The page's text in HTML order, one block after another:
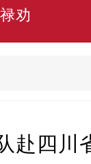
劝
赴四川